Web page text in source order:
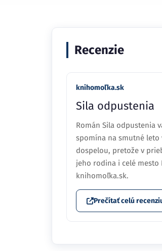
Recenzie
knihomoľka.sk
Sila odpustenia
Román Sila odpustenia
spomína na smutné leto
dospelou, pretože v
jeho rodina i celé mesto
knihomoľka.sk.
Prečítať celú